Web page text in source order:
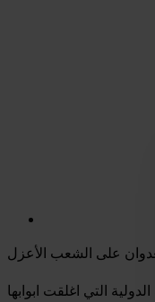
التي اغلقت ابوابها